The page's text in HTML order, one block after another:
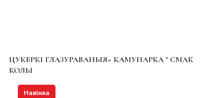
ЦУКЕРКІ ГЛАЗУРАВАНЫЯ» КАМУНАРКА " СМАК
КОЛЫ
Навінка